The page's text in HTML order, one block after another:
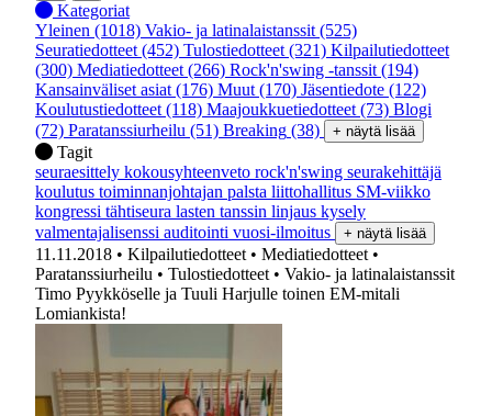
Kategoriat
Yleinen (1018) Vakio- ja latinalaistanssit (525)
Seuratiedotteet (452) Tulostiedotteet (321) Kilpailutiedotteet
(300) Mediatiedotteet (266) Rock'n'swing -tanssit (194)
Kansainväliset asiat (176) Muut (170) Jäsentiedote (122)
Koulutustiedotteet (118) Maajoukkuetiedotteet (73) Blogi
(72) Paratanssiurheilu (51) Breaking (38) + näytä lisää
Tagit
seuraesittely kokousyhteenveto rock'n'swing seurakehittäjä
koulutus toiminnanjohtajan palsta liittohallitus SM-viikko
kongressi tähtiseura lasten tanssin linjaus kysely
valmentajalisenssi auditointi vuosi-ilmoitus + näytä lisää
11.11.2018 • Kilpailutiedotteet • Mediatiedotteet •
Paratanssiurheilu • Tulostiedotteet • Vakio- ja latinalaistanssit
Timo Pyykköselle ja Tuuli Harjulle toinen EM-mitali
Lomiankista!